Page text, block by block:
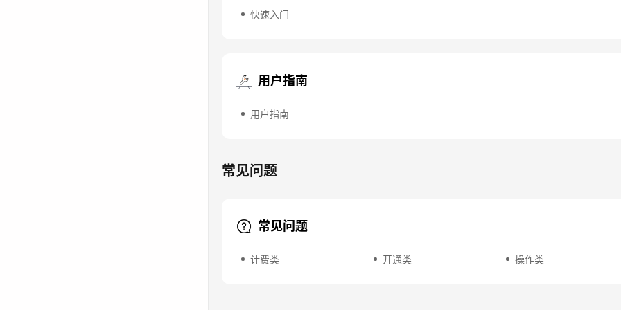
快速入门
用户指南
用户指南
常见问题
常见问题
计费类 开通类 操作类